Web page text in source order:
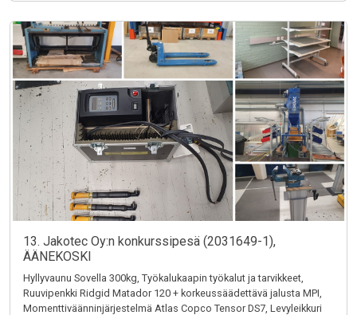
13. Jakotec Oy:n konkurssipesä (2031649-1),
ÄÄNEKOSKI
Hyllyvaunu Sovella 300kg, Työkalukaapin työkalut ja tarvikkeet,
Ruuvipenkki Ridgid Matador 120 + korkeussäädettävä jalusta MPI,
Momenttiväänninjärjestelmä Atlas Copco Tensor DS7, Levyleikkuri